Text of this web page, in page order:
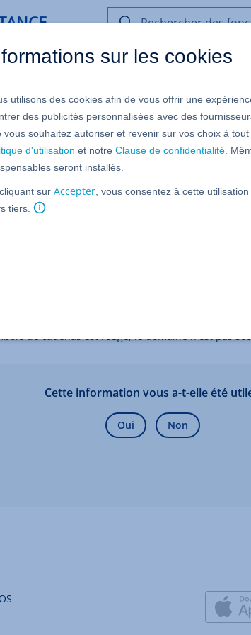
Layer (SSL) est un protocole de sécurité
Si votre navigateur utilise le protocole
par « https ». SSL identifie la page Web et
être consultées ou modifiées par des tiers lors
vous pouvez voir facilement si votre domaine est
dans la vue d'ensemble de vos domaines le
question :
de cadenas est rouge, le domaine n'est pas
Cette information vous a-t-elle été
Oui Non
sur les cookies
utilisons des cookies afin de vous offrir une
des publicités personnalisées avec des
vous souhaitez autoriser et revenir sur vos choix à
d'utilisation et notre Clause de confidentialité .
seront installés.
sur Accepter , vous consentez à cette
tiers.